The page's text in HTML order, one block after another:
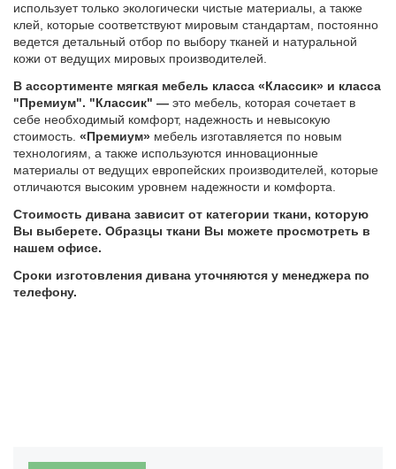
использует только экологически чистые материалы, а также
клей, которые соответствуют мировым стандартам, постоянно
ведется детальный отбор по выбору тканей и натуральной
кожи от ведущих мировых производителей.
В ассортименте мягкая мебель класса «Классик» и класса
"Премиум". "Классик" — это мебель, которая сочетает в
себе необходимый комфорт, надежность и невысокую
стоимость. «Премиум» мебель изготавляется по новым
технологиям, а также используются инновационные
материалы от ведущих европейских производителей,
которые
отличаются высоким уровнем надежности и комфорта.
Стоимость дивана зависит от категории ткани, которую
Вы выберете. Образцы ткани Вы можете просмотреть в
нашем офисе.
Сроки изготовления дивана уточняются у менеджера по
телефону.